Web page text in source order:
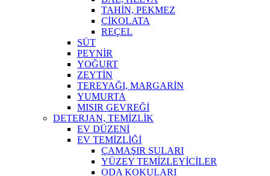
TAHİN, PEKMEZ
ÇİKOLATA
REÇEL
SÜT
PEYNİR
YOĞURT
ZEYTİN
TEREYAĞI, MARGARİN
YUMURTA
MISIR GEVREĞİ
DETERJAN, TEMİZLİK
EV DÜZENİ
EV TEMİZLİĞİ
ÇAMAŞIR SULARI
YÜZEY TEMİZLEYİCİLER
ODA KOKULARI